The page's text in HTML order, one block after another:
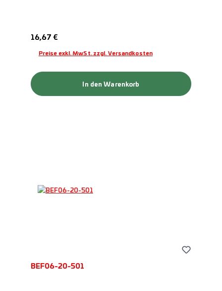
Regulärer Preis:
16,67 €
Preise exkl. MwSt. zzgl. Versandkosten
In den Warenkorb
BEF06-20-501